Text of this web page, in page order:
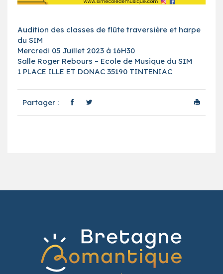
Audition des classes de flûte traversière et harpe
du SIM
Mercredi 05 Juillet 2023 à 16H30
Salle Roger Rebours – Ecole de Musique du SIM
1 PLACE ILLE ET DONAC 35190 TINTENIAC
Partager :